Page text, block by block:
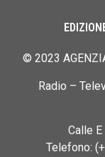
© 2023
Radio –
Calle E
Telefono: